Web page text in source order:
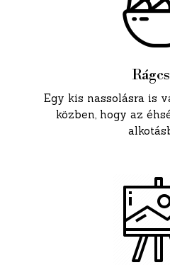
Egy kis nassolásra is
közben, hogy az